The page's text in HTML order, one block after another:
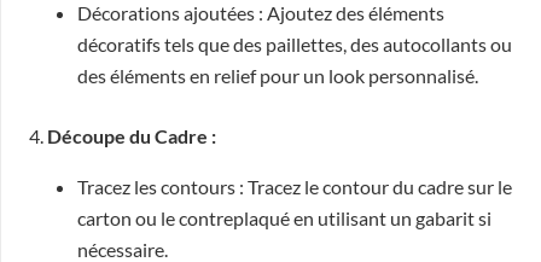
Décorations ajoutées : Ajoutez des éléments
décoratifs tels que des paillettes, des autocollants ou
des éléments en relief pour un look personnalisé.
4. Découpe du Cadre :
Tracez les contours : Tracez le contour du cadre sur le
carton ou le contreplaqué en utilisant un gabarit si
nécessaire.